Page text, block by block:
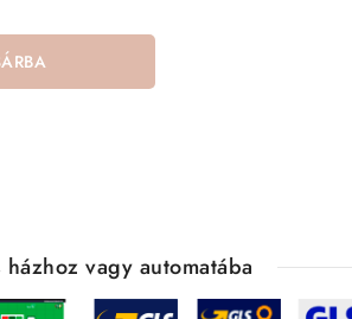
házhoz vagy automatába